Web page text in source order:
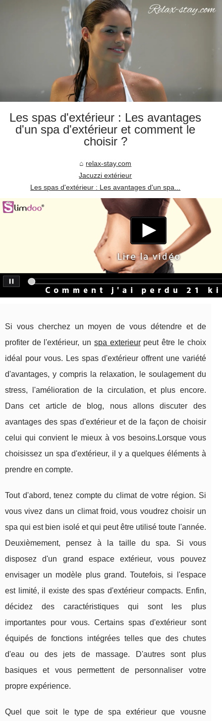
Les spas d'extérieur : Les avantages
d'un spa d'extérieur et comment le
choisir ?
relax-stay.com
Jacuzzi extérieur
Les spas d'extérieur : Les avantages d'un spa...
Si vous cherchez un moyen de vous détendre et de
profiter de l'extérieur, un spa exterieurpeut être le choix
idéal pour vous. Les spas d'extérieur offrent une variété
d'avantages, y compris la relaxation, le soulagement du
stress, l'amélioration de la circulation, et plus encore.
Dans cet article de blog, nous allons discuter des
avantages des spas d'extérieur et de la façon de choisir
celui qui convient le mieux à vos besoins.Lorsque vous
choisissez un spa d'extérieur, il y a quelques éléments à
prendre en compte.
Tout d'abord, tenez compte du climat de votre région. Si
vous vivez dans un climat froid, vous voudrez choisir un
spa qui est bien isolé et qui peut être utilisé toute l'année.
Deuxièmement, pensez à la taille du spa. Si vous
disposez d'un grand espace extérieur, vous pouvez
envisager un modèle plus grand. Toutefois, si l'espace
est limité, il existe des spas d'extérieur compacts. Enfin,
décidez des caractéristiques qui sont les plus
importantes pour vous. Certains spas d'extérieur sont
équipés de fonctions intégrées telles que des chutes
d'eau ou des jets de massage. D'autres sont plus
basiques et vous permettent de personnaliser votre
propre expérience.
Quel que soit le type de spa extérieur que vousne